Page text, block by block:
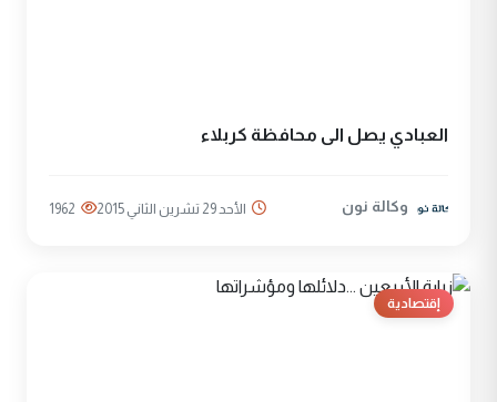
العبادي يصل الى محافظة كربلاء
وكالة نون الأحد 29 تشرين الثاني 2015 1962
إقتصادية